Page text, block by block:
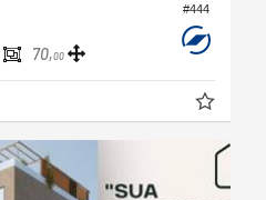
#444
70,00